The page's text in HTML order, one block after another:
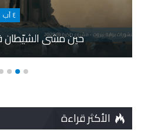
٤ آب
حين مشى الشيّطان
الأكثر قراءة